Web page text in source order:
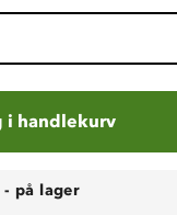
i handlekurv
- på lager